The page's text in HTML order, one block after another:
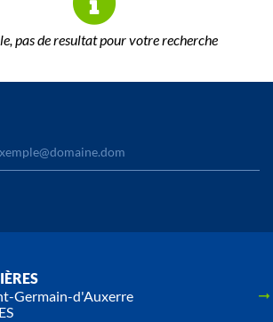
pas de resultat pour votre recherche
Germain-d'Auxerre